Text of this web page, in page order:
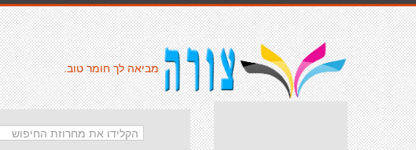
מביאה לך חומר טוב.